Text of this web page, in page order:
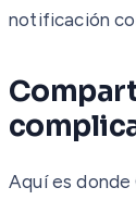
notificación
Aquí es donde